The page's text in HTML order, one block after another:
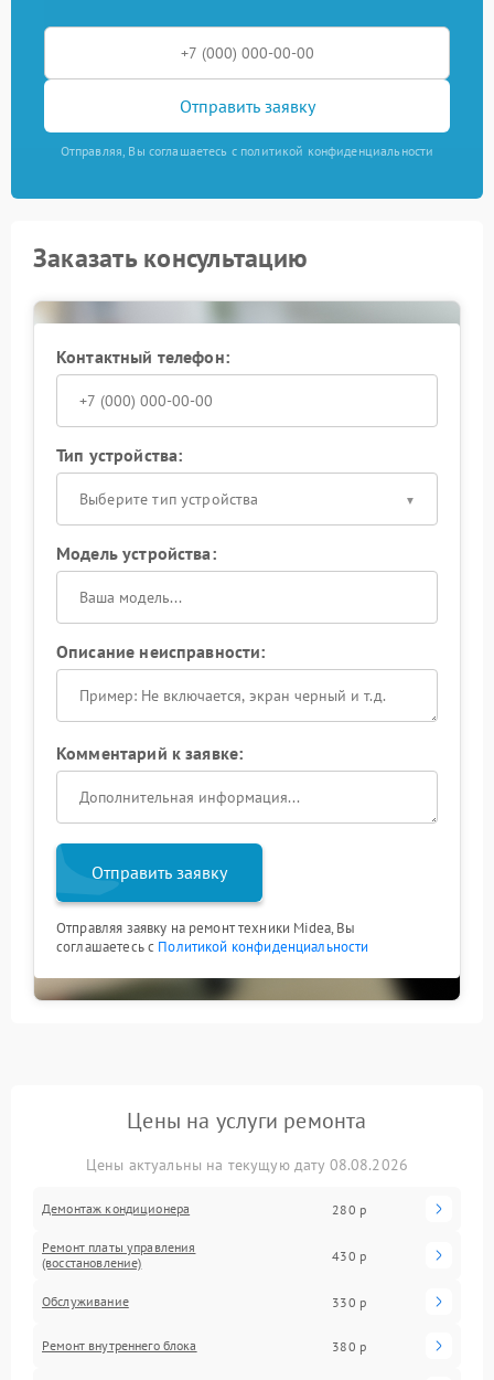
Отправить заявку
Отправляя, Вы соглашаетесь с политикой конфиденциальности
Заказать консультацию
Контактный телефон:
Тип устройства:
Выберите тип устройства
Модель устройства:
Описание неисправности:
Комментарий к заявке:
Отправить заявку
Отправляя заявку на ремонт техники Midea, Вы
соглашаетесь с Политикой конфиденциальности
Цены на услуги ремонта
Цены актуальны на текущую дату 08.08.2026
Демонтаж кондиционера 280 р
Ремонт платы управления
(восстановление)
430 р
Обслуживание 330 р
Ремонт внутреннего блока 380 р